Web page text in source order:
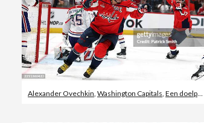
Alexander Ovechkin Washington Capitals Een doelpunt maken